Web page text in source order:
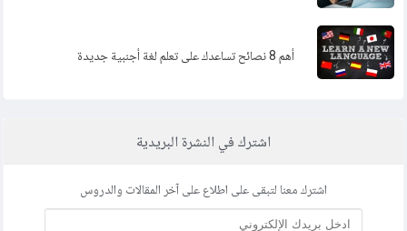
أهم 8 نصائح تساعدك على تعلم لغة أجنبية جديدة
اشترك في النشرة البريدية
اشترك معنا لتبقى على اطلاع على آخر المقالات والدروس